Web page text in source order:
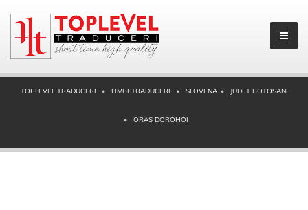
TOPLEVEL TRADUCERI LIMBI TRADUCERE SLOVENA JUDET BOTOSANI
ORAS DOROHOI